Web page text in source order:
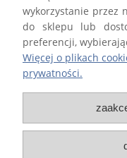
Firma STALTECH Paweł
Informacji o
prowadzonej przez Ministra
wykorzystanie przez
do sklepu lub
preferencji,
Więcej o plikach
prywatności.